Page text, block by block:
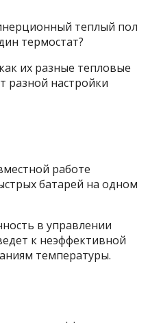
теплый пол
термостат?
их разные тепловые
разной настройки
работе
батарей на одном
в управлении
к неэффективной
температуры.